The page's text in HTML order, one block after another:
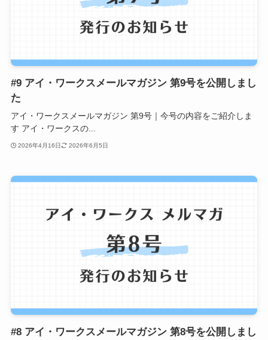
#9 アイ・ワークスメールマガジン 第9号を公開しまし
た
アイ・ワークスメールマガジン 第9号｜今号の内容をご紹介しま
す アイ・ワークスの...
2026年4月16日 2026年6月5日
#8 アイ・ワークスメールマガジン 第8号を公開しまし